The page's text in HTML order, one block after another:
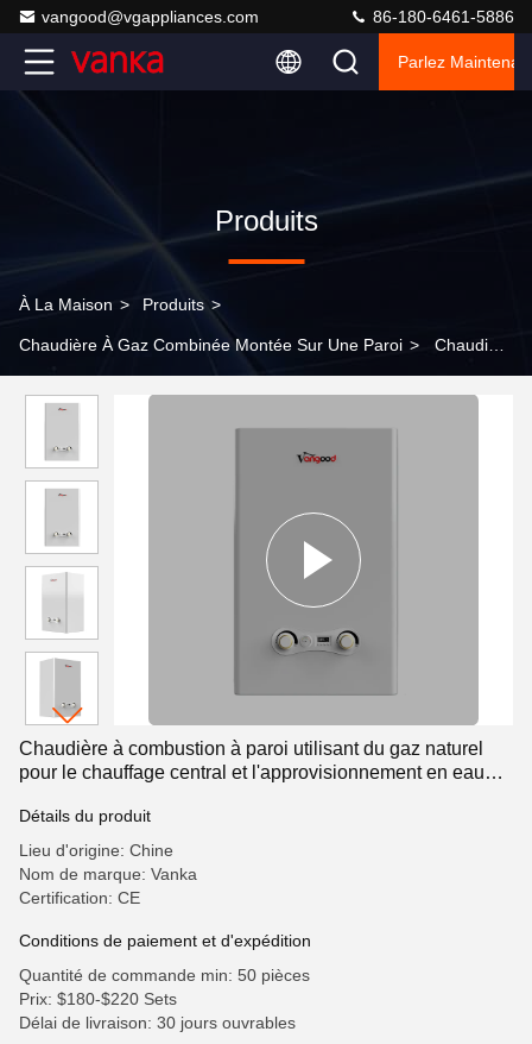
vangood@vgappliances.com 86-180-6461-5886
Parlez
Produits
À La Maison > Produits >
Chaudière À Gaz Combinée Montée Sur Une Paroi > Chaudière
central et l'approvisionnement en eau chaude des ménages
Chaudière à combustion à paroi utilisant du gaz naturel
pour le chauffage central et l'approvisionnement en eau
Détails du produit
Lieu d'origine: Chine
Nom de marque: Vanka
Certification: CE
Conditions de paiement et d'expédition
Quantité de commande min: 50 pièces
Prix: $180-$220 Sets
Délai de livraison: 30 jours ouvrables